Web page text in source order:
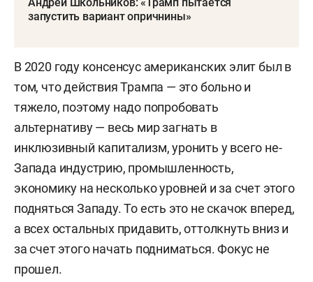
крупнейших компаний России и параллельно
Геостратегическая деятельность: автор более
200 статей по геостратегии, автор книги
«Национальные стратегии: геостратегический
взгляд на будущее мира и России 2021–2090
годов».
Ведущий и участник информационно-
аналитических программ и передач. Преподавал
на курсах повышения квалификации Военного
университета минобороны РФ.
Ведущий авторской передачи на «Радио Звезда»
запустить вариант опричнины»
В 2020 году консенсус американских элит был в
том, что действия Трампа — это больно и
тяжело, поэтому надо попробовать
альтернативу — весь мир загнать в
инклюзивный капитализм, уронить у всего не-
Запада индустрию, промышленность,
экономику на несколько уровней и за счет этого
подняться Западу. То есть это не скачок вперед,
а всех остальных придавить, оттолкнуть вниз и
за счет этого начать подниматься.Фокус не
прошел.